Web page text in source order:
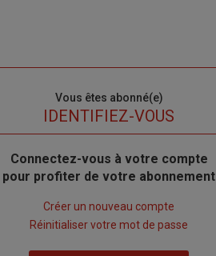
Vous êtes abonné(e)
IDENTIFIEZ-VOUS
Body
Connectez-vous à votre compte
pour profiter de votre abonnement
Créer un nouveau compte
Réinitialiser votre mot de passe